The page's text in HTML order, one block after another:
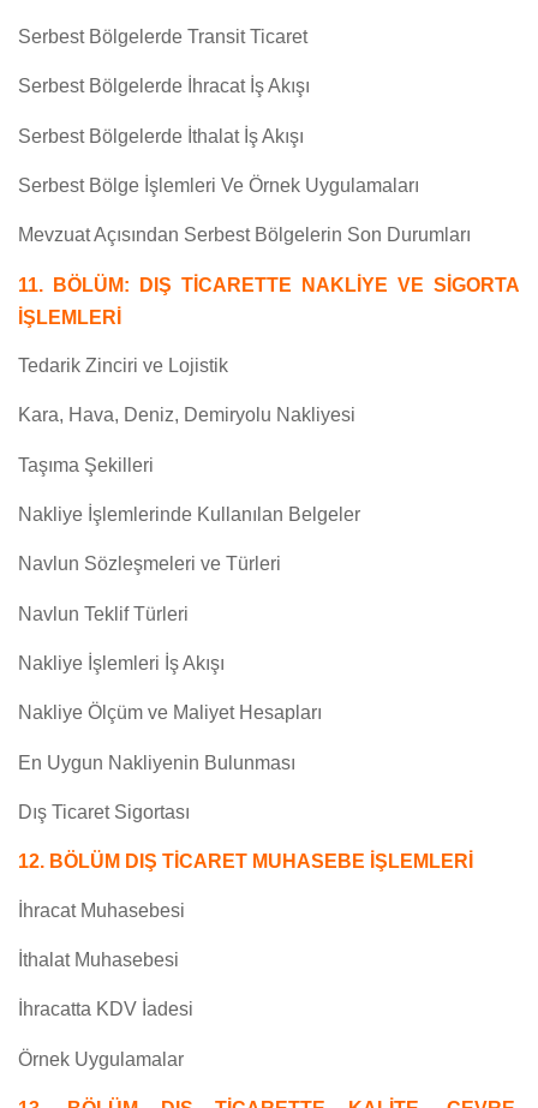
Serbest Bölgelerde Transit Ticaret
Serbest Bölgelerde İhracat İş Akışı
Serbest Bölgelerde İthalat İş Akışı
Serbest Bölge İşlemleri Ve Örnek Uygulamaları
Mevzuat Açısından Serbest Bölgelerin Son Durumları
11. BÖLÜM: DIŞ TİCARETTE NAKLİYE VE SİGORTA
İŞLEMLERİ
Tedarik Zinciri ve Lojistik
Kara, Hava, Deniz, Demiryolu Nakliyesi
Taşıma Şekilleri
Nakliye İşlemlerinde Kullanılan Belgeler
Navlun Sözleşmeleri ve Türleri
Navlun Teklif Türleri
Nakliye İşlemleri İş Akışı
Nakliye Ölçüm ve Maliyet Hesapları
En Uygun Nakliyenin Bulunması
Dış Ticaret Sigortası
12. BÖLÜM DIŞ TİCARET MUHASEBE İŞLEMLERİ
İhracat Muhasebesi
İthalat Muhasebesi
İhracatta KDV İadesi
Örnek Uygulamalar